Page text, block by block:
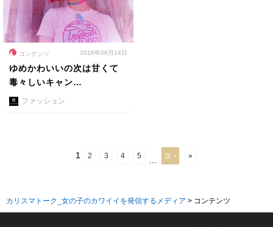
コンテンツ 2016年06月14日
ゆめかわいいの次は甘くて
毒々しいキャン…
ファッション
1 2 3 4 5 次 › »
カリスマトーク_女の子のカワイイを発信するメディア > コンテンツ